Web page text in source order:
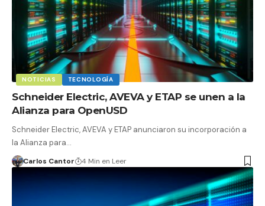
NOTICIAS TECNOLOGÍA
Schneider Electric, AVEVA y ETAP se unen a la
Alianza para OpenUSD
Schneider Electric, AVEVA y ETAP anunciaron su incorporación a
la Alianza para…
Carlos Cantor 4 Min en Leer